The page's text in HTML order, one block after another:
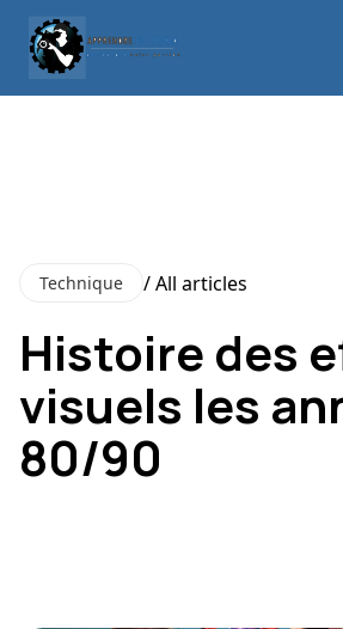
Technique / All articles
Histoire des
visuels les
80/90